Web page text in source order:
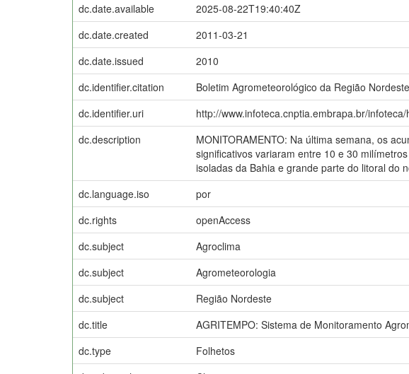
dc.date.available
2025-08-22T19:40:40Z
dc.date.created
2011-03-21
dc.date.issued
2010
dc.identifier.citation
Boletim Agrometeorológico da Região
dc.identifier.uri
http://www.infoteca.cnptia.embrapa.br/
dc.description
MONITORAMENTO: Na última semana, os
significativos variaram entre 10 e 30
isoladas da Bahia e grande parte do litoral do
dc.language.iso
por
dc.rights
openAccess
dc.subject
Agroclima
dc.subject
Agrometeorologia
dc.subject
Região Nordeste
dc.title
AGRITEMPO: Sistema de Monitoramento
dc.type
Folhetos